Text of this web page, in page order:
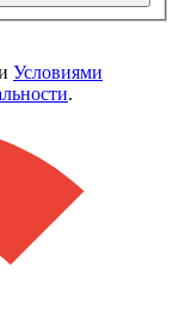
Условиями
.